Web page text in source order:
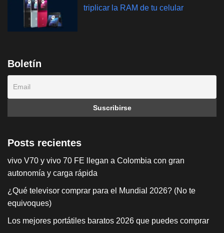
triplicar la RAM de tu celular
Boletín
Posts recientes
vivo V70 y vivo 70 FE llegan a Colombia con gran
autonomía y carga rápida
¿Qué televisor comprar para el Mundial 2026? (No te
equivoques)
Los mejores portátiles baratos 2026 que puedes comprar